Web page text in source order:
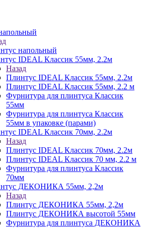
напольный
IDEAL Классик 55мм, 2.2м
Назад
Плинтус IDEAL Классик 55мм, 2.2м
Плинтус IDEAL Классик 55мм, 2.2 м
Фурнитура для плинтуса Классик
55мм
Фурнитура для плинтуса Классик
55мм в упаковке (парами)
IDEAL Классик 70мм, 2.2м
Назад
Плинтус IDEAL Классик 70мм, 2.2м
Плинтус IDEAL Классик 70 мм, 2.2 м
Фурнитура для плинтуса Классик
70мм
ДЕКОНИКА 55мм, 2,2м
Назад
Плинтус ДЕКОНИКА 55мм, 2,2м
Плинтус ДЕКОНИКА высотой 55мм
Фурнитура для плинтуса ДЕКОНИКА